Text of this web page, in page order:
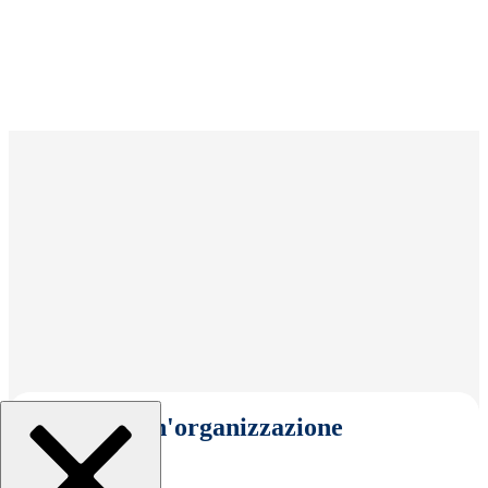
Seleziona un'organizzazione